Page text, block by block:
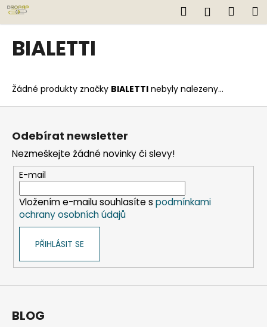
Přejít
na
obsah
Hledat
BIALETTI
Žádné produkty značky BIALETTI nebyly nalezeny...
K
o
o
p
o
t
ř
e
b
e
n
a
í
Z
Odebírat newsletter
Nezmeškejte žádné novinky či slevy!
E-mail
Vložením e-mailu souhlasíte s podmínkami
ochrany osobních údajů
PŘIHLÁSIT SE
BLOG